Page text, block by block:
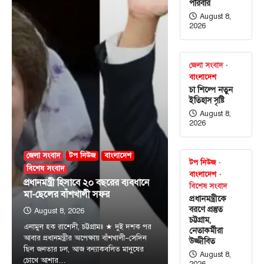
জেলা সংবাদ টপ নিউজ
বাংলাদেশ
বিশেষ সংবাদ
প্রধানমন্ত্রী হিসাবে ২০ বছরের ব্যবধানে
মা-ছেলের বাঁশখালী সফর
August 8, 2026
এনামুল হক রাশেদী, চট্টগ্রামঃ ★ দুই দশক পর
আবার প্রধানমন্ত্রীর অপেক্ষায় বাঁশখালী—সেদিন
ছিল জনতার ঢল, আজ বন্যাকবলিত মানুষের
চোখে আশার…
পরিবার
August 8,
2026
জেলা সংবাদ
বাংলাদেশ
চা শিল্পে নতুন
ইতিহাস সৃষ্টি
August 8,
2026
টপ নিউজ
বাংলাদেশ
বিশেষ সংবাদ
প্রধানমন্ত্রীকে
বরণে প্রস্তুত
চট্টগ্রাম,
নেতাকর্মীরা
উজ্জীবিত
August 8,